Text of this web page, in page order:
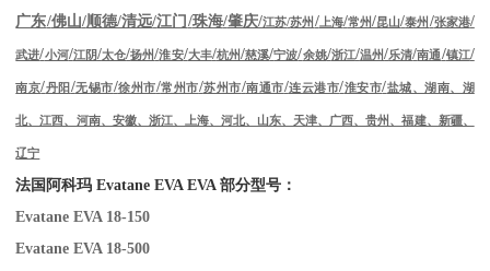
广东/佛山/顺德/清远/江门 /珠海/肇庆/江苏/苏州 /上海/常州/昆山/泰州 /张家港/
武进/小河 /江阴/太仓/扬州/淮安/大丰/杭州/慈溪/宁波/余姚/浙江/温州/乐清/南通/镇江/
南京/丹阳 /无锡市/徐州市/常州市/苏州市/南通市/连云港市/淮安市/盐城、湖南、湖
北、江西、河南、安徽、浙江、上海、河北、山东、天津、广西、贵州、福建、新疆、
辽宁
法国阿科玛 Evatane EVA EVA部分型号：
Evatane EVA 18-150
Evatane EVA 18-500